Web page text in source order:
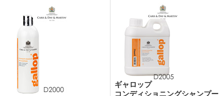
ギャロップ
コンディショニングシャンプー